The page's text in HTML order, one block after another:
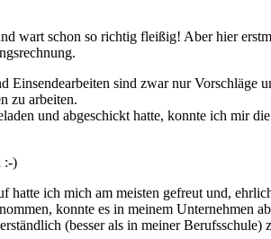
wart schon so richtig fleißig! Aber hier
sind zwar nur Vorschläge
zu arbeiten.
und abgeschickt hatte, konnte ich mir
:-)
ich mich am meisten gefreut und,
konnte es in meinem Unternehmen
(besser als in meiner Berufsschule)